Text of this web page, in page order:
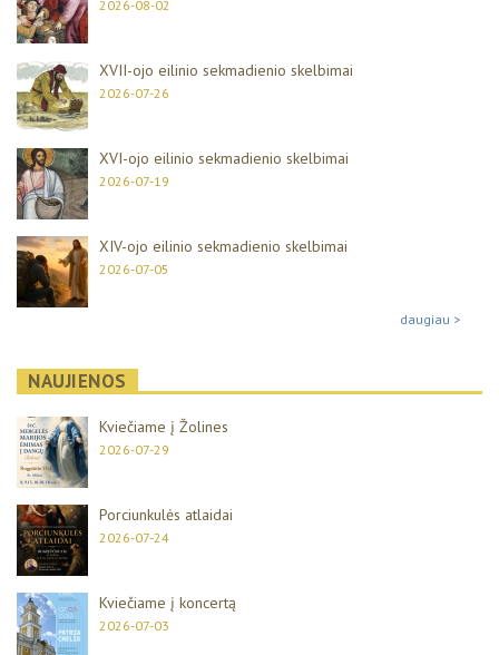
2026-08-02
XVII-ojo eilinio sekmadienio skelbimai
2026-07-26
XVI-ojo eilinio sekmadienio skelbimai
2026-07-19
XIV-ojo eilinio sekmadienio skelbimai
2026-07-05
daugiau >
NAUJIENOS
Kviečiame į Žolines
2026-07-29
Porciunkulės atlaidai
2026-07-24
Kviečiame į koncertą
2026-07-03